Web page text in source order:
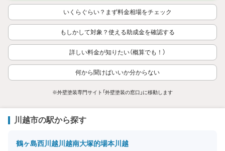
いくらぐらい？まず料金相場をチェック
もしかして対象？使える助成金を確認する
詳しい料金が知りたい（概算でも！）
何から聞けばいいか分からない
※外壁塗装専門サイト「外壁塗装の窓口」に移動します
川越市の駅から探す
鶴ヶ島西川越川越南大塚的場本川越